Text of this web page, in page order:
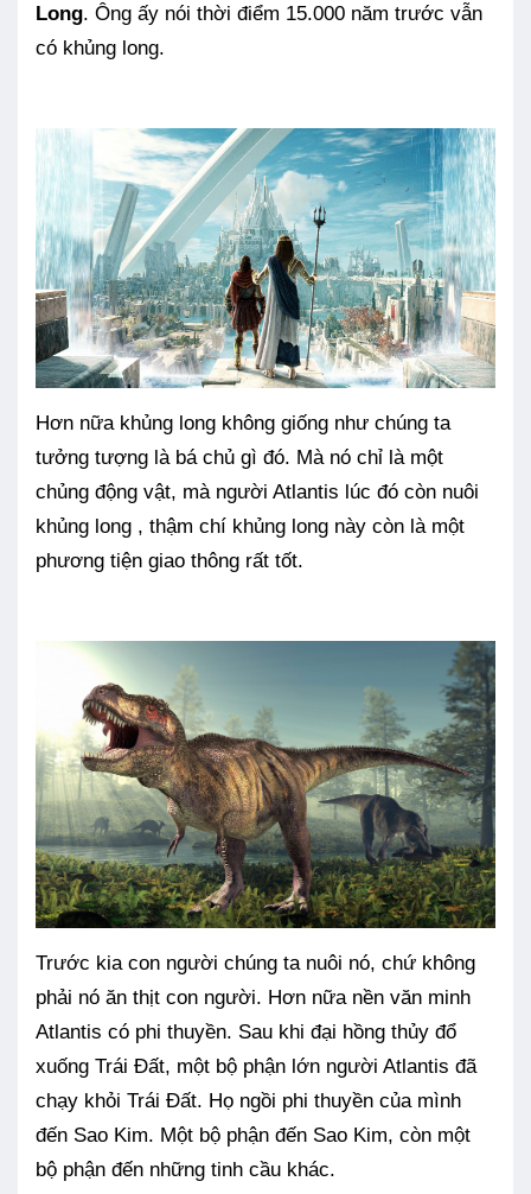
Long. Ông ấy nói thời điểm 15.000 năm trước vẫn
có khủng long.
Hơn nữa khủng long không giống như chúng ta
tưởng tượng là bá chủ gì đó. Mà nó chỉ là một
chủng động vật, mà người Atlantis lúc đó còn nuôi
khủng long , thậm chí khủng long này còn là một
phương tiện giao thông rất tốt.
Trước kia con người chúng ta nuôi nó, chứ không
phải nó ăn thịt con người. Hơn nữa nền văn minh
Atlantis có phi thuyền. Sau khi đại hồng thủy đổ
xuống Trái Đất, một bộ phận lớn người Atlantis đã
chạy khỏi Trái Đất. Họ ngồi phi thuyền của mình
đến Sao Kim. Một bộ phận đến Sao Kim, còn một
bộ phận đến những tinh cầu khác.